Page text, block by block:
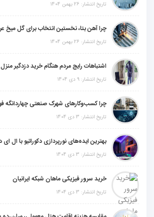
تاریخ انتشار: 26 بهمن 1404
تاریخ انتشار: 26 بهمن 1404
اشتباهات رایج مردم هنگام خرید دزدگیر منزل
تاریخ انتشار: 9 دی 1404
تاریخ انتشار: 3 دی 1404
تاریخ انتشار: 3 دی 1404
خرید سرور فیزیکی ماهان شبکه ایرانیان
تاریخ انتشار: 3 دی 1404